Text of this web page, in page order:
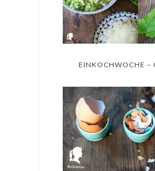
EINKOCHWOCHE –